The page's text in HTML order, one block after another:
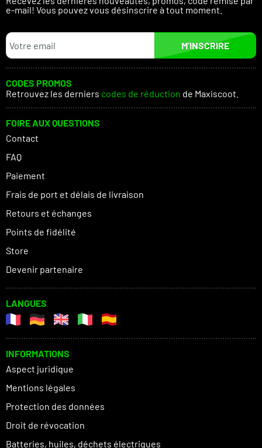
e-mail! Vous pouvez vous désinscrire à tout moment.
M’INSCRIRE
CODES PROMOS
Retrouvez les derniers codes de réduction de Maxiscoot.
FOIRE AUX QUESTIONS
Contact
FAQ
Paiement
Frais de port et délais de livraison
Retours et échanges
Points de fidélité
Store
Devenir partenaire
LANGUES
INFORMATIONS
Aspect juridique
Mentions légales
Protection des données
Droit de révocation
Batteries, huiles, déchets électriques